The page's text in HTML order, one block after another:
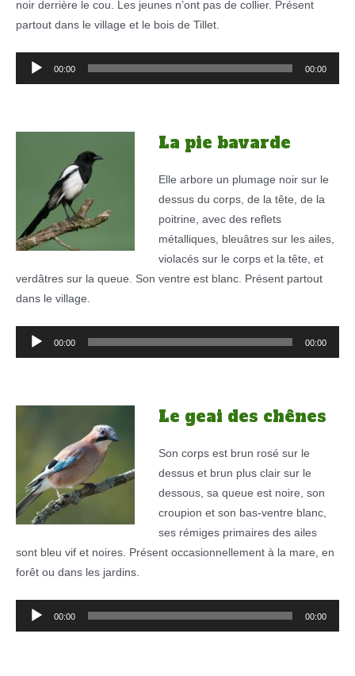
noir derrière le cou. Les jeunes n’ont pas de collier. Présent
partout dans le village et le bois de Tillet.
Lecteur
00:00 00:00
La pie bavarde
Elle arbore un plumage noir sur le
dessus du corps, de la tête, de la
poitrine, avec des reflets
métalliques, bleuâtres sur les ailes,
violacés sur le corps et la tête, et
verdâtres sur la queue. Son ventre est blanc. Présent partout
dans le village.
Lecteur
00:00 00:00
Le geai des chênes
Son corps est brun rosé sur le
dessus et brun plus clair sur le
dessous, sa queue est noire, son
croupion et son bas-ventre blanc,
ses rémiges primaires des ailes
sont bleu vif et noires. Présent occasionnellement à la mare, en
forêt ou dans les jardins.
Lecteur
00:00 00:00